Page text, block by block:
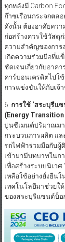
ทุกหลังมี Carbon
ก๊าซเรือนกระจกตล
ดังนั้น ต้องอาศัยคว
ก่อสร้างควรใช้วัสดุ
ความสำคัญของการ
เกิดความร่วมมือที่แ
ชัดเจนเกี่ยวกับอาค
คาร์บอนเครดิตไปใ
การแข่งขันให้กับเจ้
6. การใช้ ‘สระบุรีแ
(Energy Transition
ปูนซีเมนต์ปริมาณมา
กระบวนการผลิต แ
รถไฟฟ้าร่วมมือกับผู้
เข้ามามีบทบาทในก
เพื่อสร้างระบบนิเวศ
เหลือใช้อย่างยั่งยืน
เทคโนโลยีมาช่วยใ
ของสระบุรีแซนด์บ็อ